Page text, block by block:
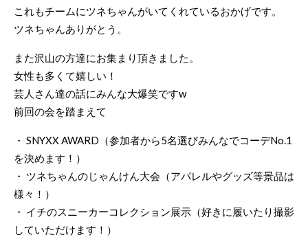
これもチームにツネちゃんがいてくれているおかげです。
ツネちゃんありがとう。
また沢山の方達にお集まり頂きました。
女性も多くて嬉しい！
芸人さん達の話にみんな大爆笑ですw
前回の会を踏まえて
・ SNYXX AWARD（参加者から5名選びみんなでコーデNo.1
を決めます！）
・ ツネちゃんのじゃんけん大会（アパレルやグッズ等景品は
様々！）
・ イチのスニーカーコレクション展示（好きに履いたり撮影
していただけます！）